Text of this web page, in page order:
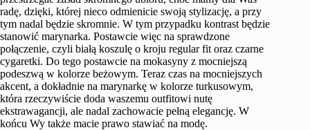
radę, dzięki, której nieco odmienicie swoją stylizację, a przy
tym nadal będzie skromnie. W tym przypadku kontrast będzie
stanowić marynarka. Postawcie więc na sprawdzone
połączenie, czyli białą koszulę o kroju regular fit oraz czarne
cygaretki. Do tego postawcie na mokasyny z mocniejszą
podeszwą w kolorze beżowym. Teraz czas na mocniejszych
akcent, a dokładnie na marynarkę w kolorze turkusowym,
która rzeczywiście doda waszemu outfitowi nutę
ekstrawagancji, ale nadal zachowacie pełną elegancję. W
końcu Wy także macie prawo stawiać na modę.